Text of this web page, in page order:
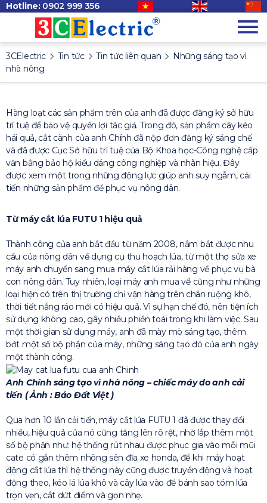
Hotline: 0902 999 356
3CElectric Tin tức Tin tức liên quan
Những sáng tạo vì
nhà nông
Hàng loạt các sản phẩm trên của anh đã được đăng ký sở hữu
trí tuệ để bảo vệ quyền lợi tác giả. Trong đó, sản phẩm cây kéo
hái quả, cắt cành của anh Chính đã nộp đơn đăng ký sáng chế
và đã được Cục Sở hữu trí tuệ của Bộ Khoa học-Công nghệ cấp
văn bằng bảo hộ kiểu dáng công nghiệp và nhãn hiệu. Đây
được xem một trong những động lực giúp anh suy ngẫm, cải
tiến những sản phẩm để phục vụ nông dân.
Từ máy cắt lúa FUTU 1 hiệu quả
Thành công của anh bắt đầu từ năm 2008, nắm bắt được nhu
cầu của nông dân về dụng cụ thu hoạch lúa, từ một thợ sửa xe
máy anh chuyển sang mua máy cắt lúa rải hàng về phục vụ bà
con nông dân. Tuy nhiên, loại máy anh mua về cũng như những
loại hiện có trên thị trường chỉ vận hàng trên chân ruộng khô,
thời tiết nắng ráo mới có hiệu quả. Vì sự hạn chế đó, nên tiện ích
sử dụng không cao, gây nhiều phiền toái trong khi làm việc. Sau
một thời gian sử dụng máy, anh đã mày mò sáng tạo, thêm
bớt một số bộ phận của máy, những sáng tạo đó của anh ngày
một thành công.
Anh Chính sáng tạo vì nhà nông – chiếc máy do anh cải
tiến ( Ảnh : Báo Đất Việt )
Qua hơn 10 lần cải tiến, máy cắt lúa FUTU 1 đã được thay đổi
nhiều, hiệu quả của nó cũng tăng lên rõ rệt, nhờ lắp thêm một
số bộ phận như: hệ thống rút nhau được phục gia vào mỗi mũi
cate có gắn thêm nhông sên đĩa xe honda, để khi máy hoạt
động cắt lúa thì hệ thống này cũng được truyền động và hoạt
động theo, kéo lá lúa khô và cây lúa vào để bánh sao tóm lúa
trọn vẹn, cắt dứt điểm và gọn nhẹ.